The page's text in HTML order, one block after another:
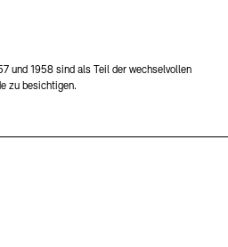
und 1958 sind als Teil der wechselvollen
zu besichtigen.